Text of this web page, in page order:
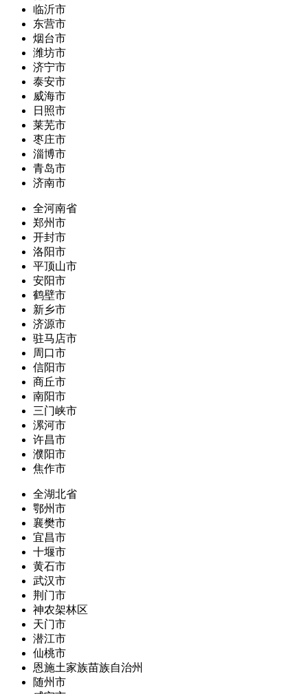
临沂市
东营市
烟台市
潍坊市
济宁市
泰安市
威海市
日照市
莱芜市
枣庄市
淄博市
青岛市
济南市
全河南省
郑州市
开封市
洛阳市
平顶山市
安阳市
鹤壁市
新乡市
济源市
驻马店市
周口市
信阳市
商丘市
南阳市
三门峡市
漯河市
许昌市
濮阳市
焦作市
全湖北省
鄂州市
襄樊市
宜昌市
十堰市
黄石市
武汉市
荆门市
神农架林区
天门市
潜江市
仙桃市
恩施土家族苗族自治州
随州市